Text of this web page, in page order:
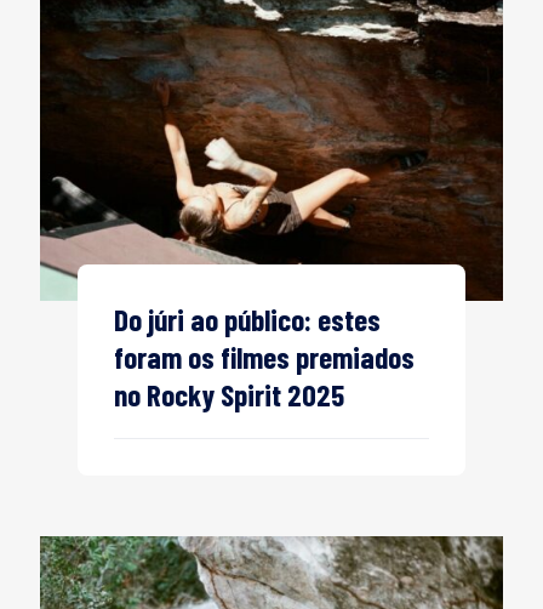
Do júri ao público: estes
foram os filmes premiados
no Rocky Spirit 2025